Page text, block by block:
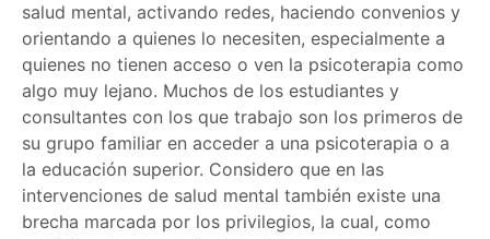
salud mental, activando redes, haciendo convenios y
orientando a quienes lo necesiten, especialmente a
quienes no tienen acceso o ven la psicoterapia como
algo muy lejano. Muchos de los estudiantes y
consultantes con los que trabajo son los primeros de
su grupo familiar en acceder a una psicoterapia o a
la educación superior. Considero que en las
intervenciones de salud mental también existe una
brecha marcada por los privilegios, la cual, como